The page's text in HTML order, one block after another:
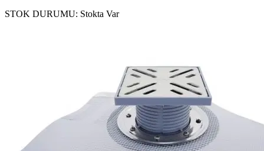
STOK DURUMU: Stokta Var